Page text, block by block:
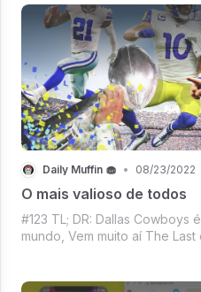
DM de hoje. (Não vá esquece
Daily Muffin 🧁 • 08/23/2022
O mais valioso de todos
#123 TL; DR: Dallas Cowboys
mundo, Vem muito aí The
firme em um dia de respiro,